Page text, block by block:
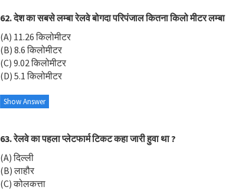
62. देश का सबसे लम्बा रेलवे बोगदा परिपंजाल कितना किलो मीटर
(A) 11.26 किलोमीटर
(B) 8.6 किलोमीटर
(C) 9.02 किलोमीटर
(D) 5.1 किलोमीटर
Show Answer
63. रेलवे का पहला प्लेटफार्म टिकट कहा जारी हुवा था ?
(A) दिल्ली
(B) लाहौर
(C) कोलकत्ता